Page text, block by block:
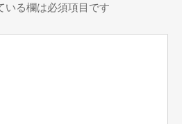
いる欄は必須項目です